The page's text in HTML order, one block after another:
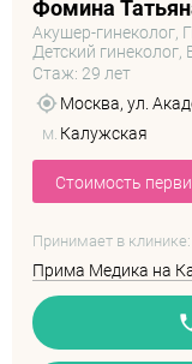
Фомина
Акушер-гинеколог,
Детский
Стаж: 29 лет
Москва, ул.
м. Калужская
Стоимость
Принимает в клинике:
Прима Медика на